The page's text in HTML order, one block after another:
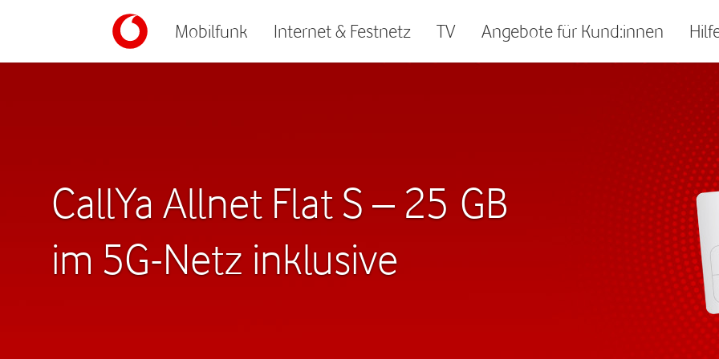
Mobilfunk Internet & Festnetz TV Angebote für Kund:innen
CallYa Allnet Flat S – 25 GB
im 5G-Netz inklusive